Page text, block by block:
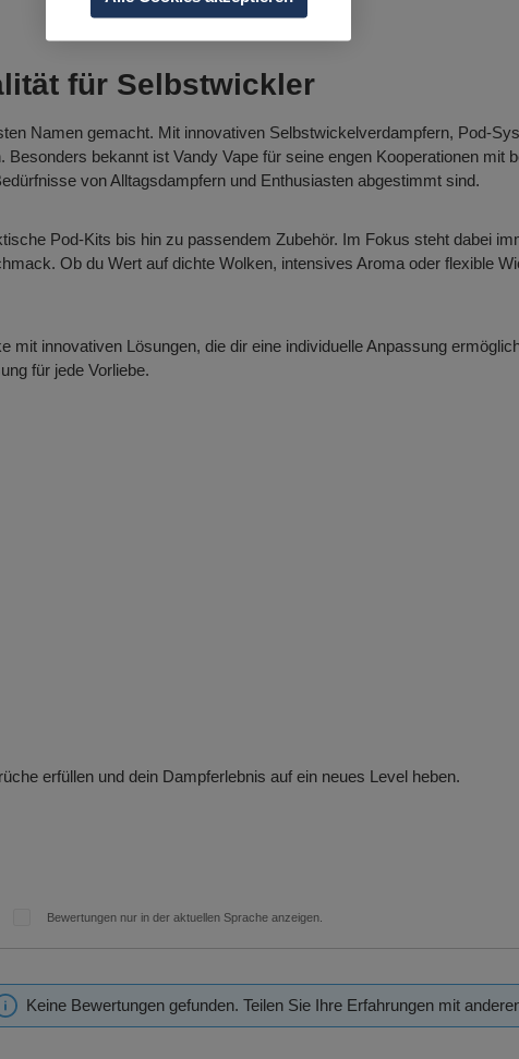
für Selbstwickler
Namen gemacht. Mit innovativen Selbstwickelverdampfern, Pod-
bekannt ist Vandy Vape für seine engen Kooperationen mit
von Alltagsdampfern und Enthusiasten abgestimmt sind.
Pod-Kits bis hin zu passendem Zubehör. Im Fokus steht dabei
Ob du Wert auf dichte Wolken, intensives Aroma oder flexible
innovativen Lösungen, die dir eine individuelle Anpassung
für jede Vorliebe.
erfüllen und dein Dampferlebnis auf ein neues Level heben.
Bewertungen nur in der aktuellen Sprache anzeigen.
Keine Bewertungen gefunden. Teilen Sie Ihre Erfahrungen mit